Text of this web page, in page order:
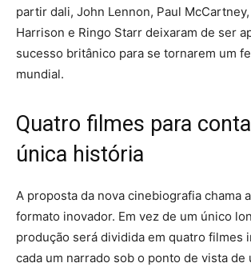
partir dali, John Lennon, Paul
Harrison e Ringo Starr deixaram de ser
sucesso britânico para se tornarem um
mundial.
Quatro filmes para
única história
A proposta da nova cinebiografia chama
formato inovador. Em vez de um único
produção será dividida em quatro filmes
cada um narrado sob o ponto de vista de